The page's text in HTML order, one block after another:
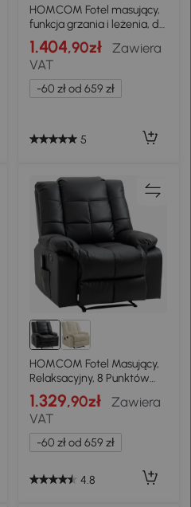
HOMCOM Fotel masujący,
funkcja grzania i leżenia, do
150 kg, 97x92x104 cm,
czarny
1.404,90zł
Zawiera
VAT
-60 zł od 659 zł
5
HOMCOM Fotel Masujący,
Relaksacyjny, 8 Punktów
Wibracji, Funkcja Leżenia,
Skóra Ekologiczna, Czarny,
94x99x99 cm
1.329,90zł
Zawiera
VAT
-60 zł od 659 zł
4.8